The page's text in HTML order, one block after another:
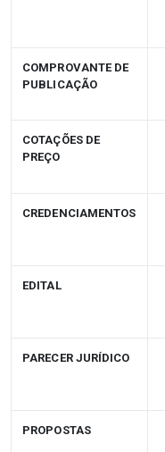
COMPROVANTE DE
PUBLICAÇÃO
COTAÇÕES DE
PREÇO
CREDENCIAMENTOS
EDITAL
PARECER JURÍDICO
PROPOSTAS